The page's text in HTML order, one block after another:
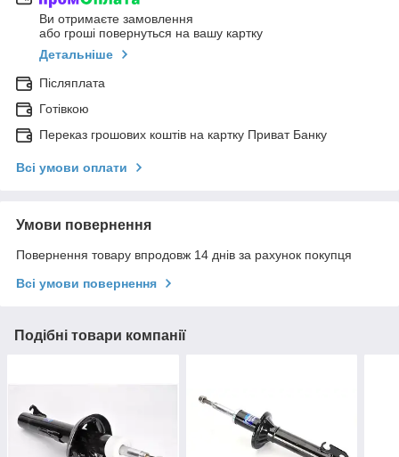
Ви отримаєте замовлення
або гроші повернуться на вашу картку
Детальніше
Післяплата
Готівкою
Переказ грошових коштів на картку Приват Банку
Всі умови оплати
Умови повернення
Повернення товару впродовж 14 днів за рахунок покупця
Всі умови повернення
Подібні товари компанії